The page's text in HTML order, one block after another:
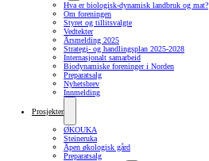
Hva er biologisk-dynamisk landbruk og mat?
Om foreningen
Styret og tillitsvalgte
Vedtekter
Årsmelding 2025
Strategi- og handlingsplan 2025-2028
Internasjonalt samarbeid
Biodynamiske foreninger i Norden
Preparatsalg
Nyhetsbrev
Innmelding
Prosjekter
ØKOUKA
Steineruka
Åpen økologisk gård
Preparatsalg